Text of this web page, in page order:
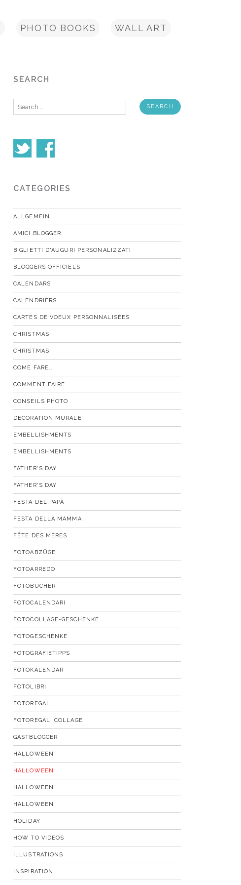
PHOTO BOOKS WALL ART
SEARCH
Search
CATEGORIES
ALLGEMEIN
AMICI BLOGGER
BIGLIETTI D'AUGURI PERSONALIZZATI
BLOGGERS OFFICIELS
CALENDARS
CALENDRIERS
CARTES DE VOEUX PERSONNALISÉES
CHRISTMAS
CHRISTMAS
COME FARE..
COMMENT FAIRE
CONSEILS PHOTO
DÉCORATION MURALE
EMBELLISHMENTS
EMBELLISHMENTS
FATHER'S DAY
FATHER'S DAY
FESTA DEL PAPÀ
FESTA DELLA MAMMA
FÊTE DES MÈRES
FOTOABZÜGE
FOTOARREDO
FOTOBÜCHER
FOTOCALENDARI
FOTOCOLLAGE-GESCHENKE
FOTOGESCHENKE
FOTOGRAFIETIPPS
FOTOKALENDAR
FOTOLIBRI
FOTOREGALI
FOTOREGALI COLLAGE
GASTBLOGGER
HALLOWEEN
HALLOWEEN
HALLOWEEN
HALLOWEEN
HOLIDAY
HOW TO VIDEOS
ILLUSTRATIONS
INSPIRATION